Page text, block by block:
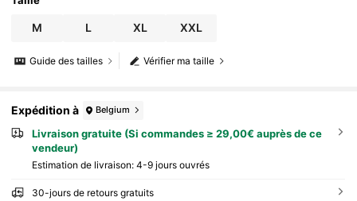
M L XL XXL
Vérifier ma taille
Guide des tailles
Expédition à Belgium
Livraison gratuite (Si commandes ≥ 29,00€ auprès de ce
vendeur)
Estimation de livraison: 4-9 jours ouvrés
30-jours de retours gratuits